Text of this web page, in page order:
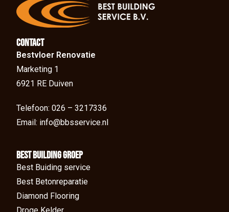
Contact
Bestvloer Renovatie
Marketing 1
6921 RE Duiven
Telefoon: 026 – 3217336
Email: info@bbsservice.nl
BEst Building groep
Best Buiding service
Best Betonreparatie
Diamond Flooring